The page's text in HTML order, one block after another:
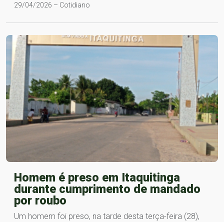
29/04/2026 – Cotidiano
Homem é preso em Itaquitinga
durante cumprimento de mandado
por roubo
Um homem foi preso, na tarde desta terça-feira (28),